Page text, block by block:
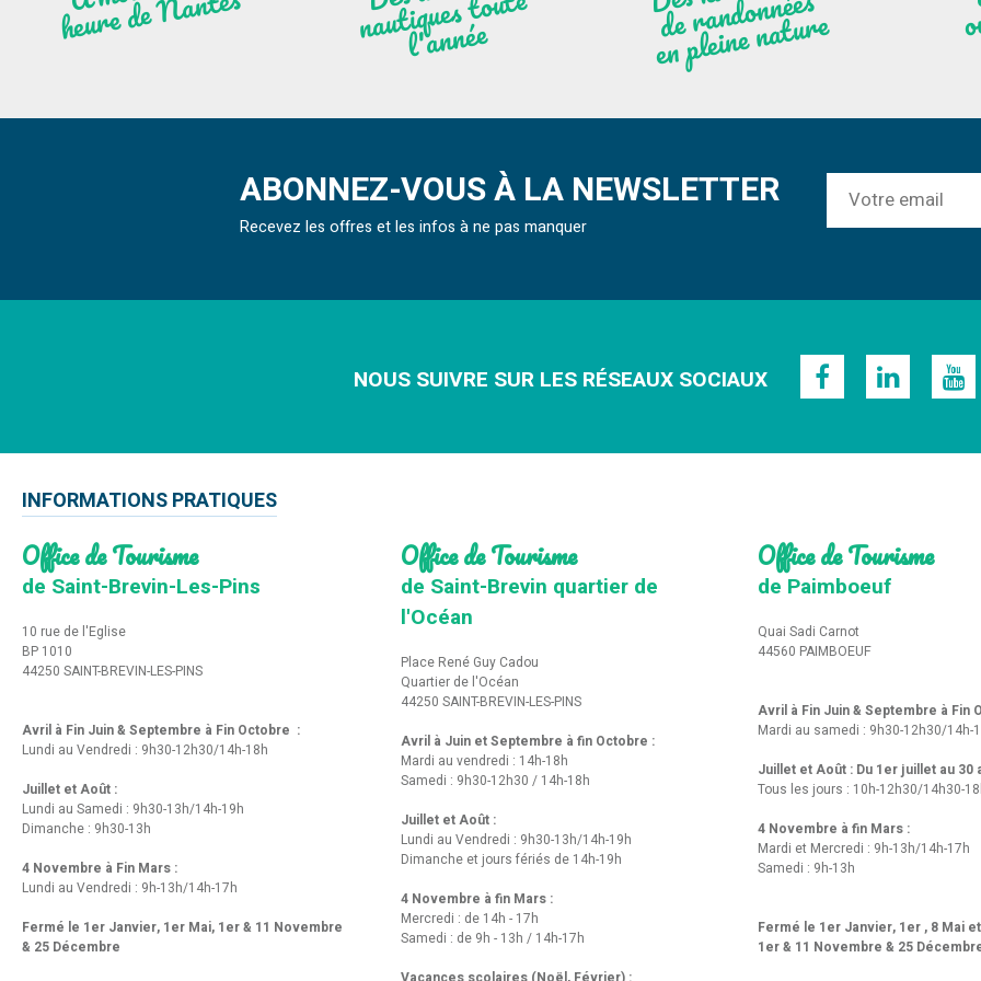
née re
ABONNEZ-VOUS À LA NEWSLETTER
Recevez les offres et les infos à ne pas manquer
NOUS SUIVRE SUR LES RÉSEAUX SOCIAUX
INFORMATIONS PRATIQUES
Office de Tourisme
de Saint-Brevin-Les-Pins
10 rue de l'Eglise
BP 1010
44250 SAINT-BREVIN-LES-PINS
Avril à Fin Juin & Septembre à Fin Octobre :
Lundi au Vendredi : 9h30-12h30/14h-18h
Juillet et Août :
Lundi au Samedi : 9h30-13h/14h-19h
Dimanche : 9h30-13h
4 Novembre à Fin Mars :
Lundi au Vendredi : 9h-13h/14h-17h
Fermé le 1er Janvier, 1er Mai, 1er & 11 Novembre
& 25 Décembre
Office de Tourisme
de Saint-Brevin quartier de
l'Océan
Place René Guy Cadou
Quartier de l'Océan
44250 SAINT-BREVIN-LES-PINS
Avril à Juin et Septembre à fin Octobre :
Mardi au vendredi : 14h-18h
Samedi : 9h30-12h30 / 14h-18h
Juillet et Août :
Lundi au Vendredi : 9h30-13h/14h-19h
Dimanche et jours fériés de 14h-19h
4 Novembre à fin Mars :
Mercredi : de 14h - 17h
Samedi : de 9h - 13h / 14h-17h
Office de Tourisme
de Paimboeuf
Quai Sadi Carnot
44560 PAIMBOEUF
Avril à Fin Juin & Septembre à Fin
Mardi au samedi : 9h30-12h30/14h-
Juillet et Août : Du 1er juillet au 30
Tous les jours : 10h-12h30/14h30-
4 Novembre à fin Mars :
Mardi et Mercredi : 9h-13h/14h-17h
Samedi : 9h-13h
Fermé le 1er Janvier, 1er , 8 Mai
1er & 11 Novembre & 25